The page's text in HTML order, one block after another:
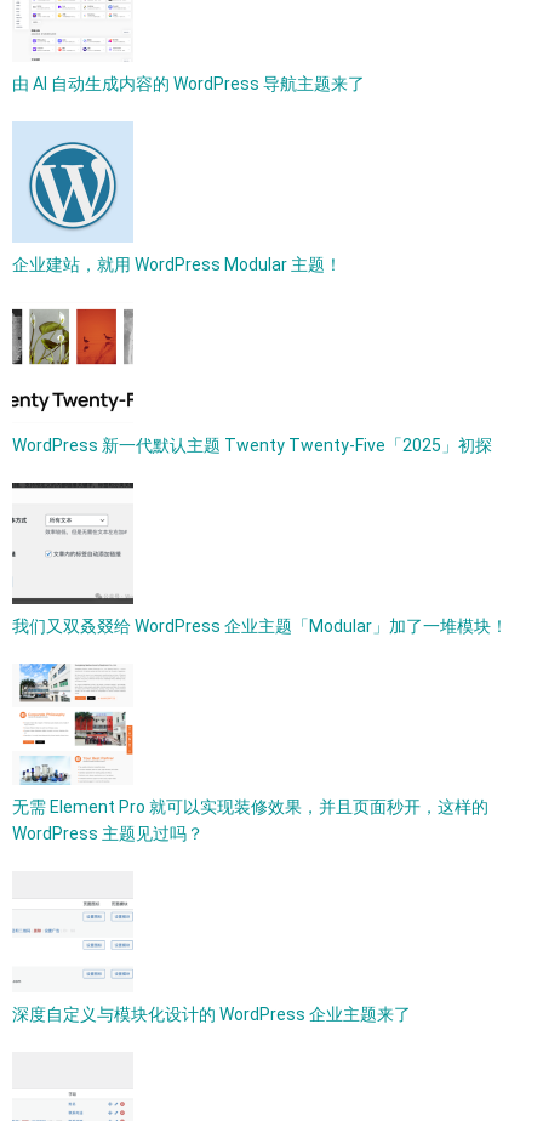
由 AI 自动生成内容的 WordPress 导航主题来了
企业建站，就用 WordPress Modular 主题！
WordPress 新一代默认主题 Twenty Twenty-Five「2025」初探
我们又双叒叕给 WordPress 企业主题「Modular」加了一堆模块！
无需 Element Pro 就可以实现装修效果，并且页面秒开，这样的
WordPress 主题见过吗？
深度自定义与模块化设计的 WordPress 企业主题来了